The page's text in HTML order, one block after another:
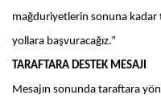
mağduriyetlerin sonuna kadar
yollara başvuracağız.”
TARAFTARA DESTEK MESAJI
Mesajın sonunda taraftara